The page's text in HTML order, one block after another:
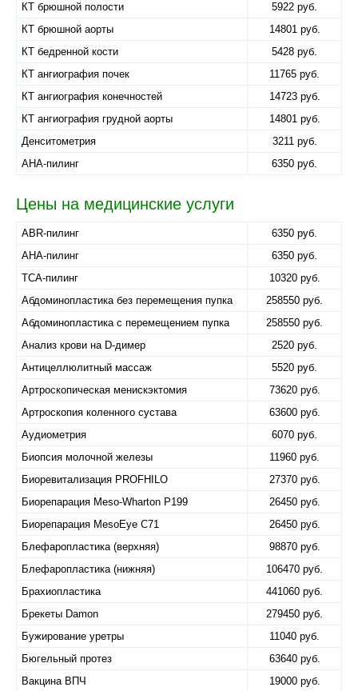
КТ брюшной полости
5922 руб.
КТ брюшной аорты
14801 руб.
КТ бедренной кости
5428 руб.
КТ ангиография почек
11765 руб.
КТ ангиография конечностей
14723 руб.
КТ ангиография грудной аорты
14801 руб.
Денситометрия
3211 руб.
AHA-пилинг
6350 руб.
Цены на медицинские услуги
ABR-пилинг
6350 руб.
AHA-пилинг
6350 руб.
TCA-пилинг
10320 руб.
Абдоминопластика без перемещения пупка
258550 руб.
Абдоминопластика с перемещением пупка
258550 руб.
Анализ крови на D-димер
2520 руб.
Антицеллюлитный массаж
5520 руб.
Артроскопическая менискэктомия
73620 руб.
Артроскопия коленного сустава
63600 руб.
Аудиометрия
6070 руб.
Биопсия молочной железы
11960 руб.
Биоревитализация PROFHILO
27370 руб.
Биорепарация Meso-Wharton P199
26450 руб.
Биорепарация MesoEye C71
26450 руб.
Блефаропластика (верхняя)
98870 руб.
Блефаропластика (нижняя)
106470 руб.
Брахиопластика
441060 руб.
Брекеты Damon
279450 руб.
Бужирование уретры
11040 руб.
Бюгельный протез
63640 руб.
Вакцина ВПЧ
19000 руб.